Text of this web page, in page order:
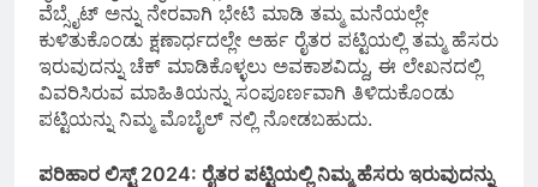
ವೆಬ್ಸೈಟ್ ಅನ್ನು ನೇರವಾಗಿ ಭೇಟಿ ಮಾಡಿ ತಮ್ಮ ಮನೆಯಲ್ಲೇ
ಕುಳಿತುಕೊಂಡು ಕ್ಷಣಾರ್ಧದಲ್ಲೇ ಅರ್ಹ ರೈತರ ಪಟ್ಟಿಯಲ್ಲಿ ತಮ್ಮ ಹೆಸರು
ಇರುವುದನ್ನು ಚೆಕ್ ಮಾಡಿಕೊಳ್ಳಲು ಅವಕಾಶವಿದ್ದು, ಈ ಲೇಖನದಲ್ಲಿ
ವಿವರಿಸಿರುವ ಮಾಹಿತಿಯನ್ನು ಸಂಪೂರ್ಣವಾಗಿ ತಿಳಿದುಕೊಂಡು
ಪಟ್ಟಿಯನ್ನು ನಿಮ್ಮ ಮೊಬೈಲ್ ನಲ್ಲಿ ನೋಡಬಹುದು.
ಪರಿಹಾರ ಲಿಸ್ಟ್ 2024: ರೈತರ ಪಟ್ಟಿಯಲ್ಲಿ ನಿಮ್ಮ ಹೆಸರು ಇರುವುದನ್ನು